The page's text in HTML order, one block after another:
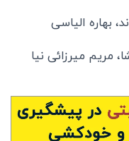
بهاره الیاسی
مریم میرزائی نیا